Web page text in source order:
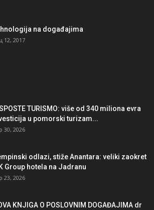
na događajima
12, 2017
TURISMO: više od 340 miliona evra
u pomorski turizam...
30, 2026
odlazi, stiže Anantara: veliki zaokret
Group hotela na Jadranu
23, 2026
KNJIGA O POSLOVNIM DOGAĐAJIMA dr